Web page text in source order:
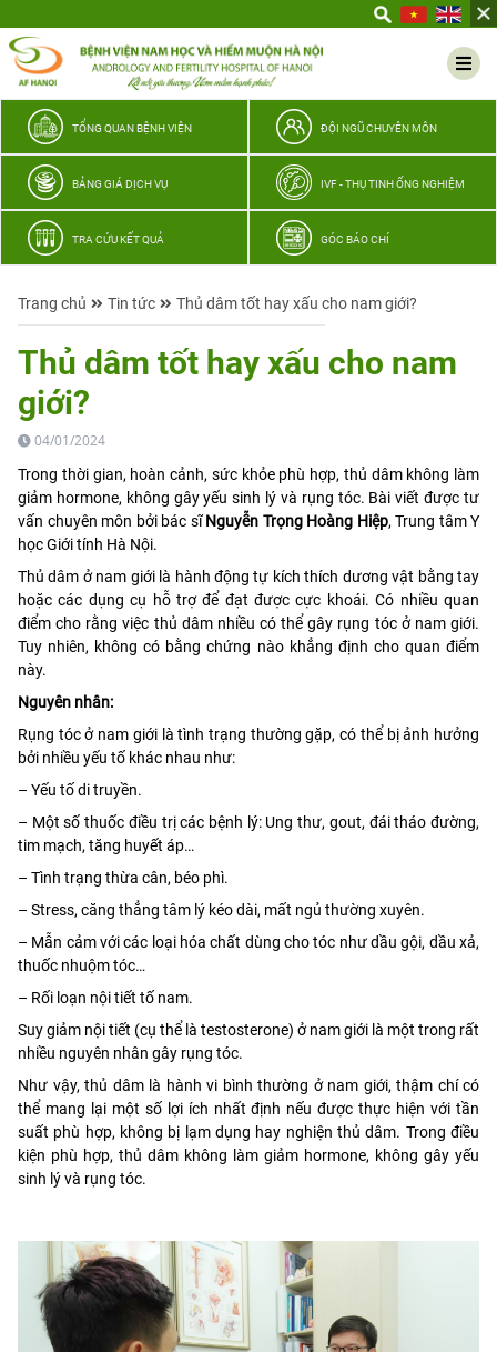
thương
TỔNG QUAN BỆNH VIỆN ĐỘI NGŨ CHUYÊN MÔN
BẢNG GIÁ DỊCH VỤ IVF - THỤ TINH ỐNG NGHIỆM
TRA CỨU KẾT QUẢ GÓC BÁO CHÍ
Trang chủ Tin tức Thủ dâm tốt hay xấu cho nam giới?
Thủ dâm tốt hay xấu cho nam
giới?
04/01/2024
Trong thời gian, hoàn cảnh, sức khỏe phù hợp, thủ dâm không làm
giảm hormone, không gây yếu sinh lý và rụng tóc. Bài viết được tư
vấn chuyên môn bởi bác sĩNguyễn Trọng Hoàng Hiệp, Trung tâm Y
học Giới tính Hà Nội.
Thủ dâm ở nam giới là hành động tự kích thích dương vật bằng tay
hoặc các dụng cụ hỗ trợ để đạt được cực khoái. Có nhiều quan
điểm cho rằng việc thủ dâm nhiều có thể gây rụng tóc ở nam giới.
Tuy nhiên, không có bằng chứng nào khẳng định cho quan điểm
này.
Nguyên nhân:
Rụng tóc ở nam giới là tình trạng thường gặp, có thể bị ảnh hưởng
bởi nhiều yếu tố khác nhau như:
– Yếu tố di truyền.
– Một số thuốc điều trị các bệnh lý: Ung thư, gout, đái tháo đường,
tim mạch, tăng huyết áp…
– Tình trạng thừa cân, béo phì.
– Stress, căng thẳng tâm lý kéo dài, mất ngủ thường xuyên.
– Mẫn cảm với các loại hóa chất dùng cho tóc như dầu gội, dầu xả,
thuốc nhuộm tóc…
– Rối loạn nội tiết tố nam.
Suy giảm nội tiết (cụ thể là testosterone) ở nam giới là một trong rất
nhiều nguyên nhân gây rụng tóc.
Như vậy, thủ dâm là hành vi bình thường ở nam giới, thậm chí có
thể mang lại một số lợi ích nhất định nếu được thực hiện với tần
suất phù hợp, không bị lạm dụng hay nghiện thủ dâm. Trong điều
kiện phù hợp, thủ dâm không làm giảm hormone, không gây yếu
sinh lý và rụng tóc.